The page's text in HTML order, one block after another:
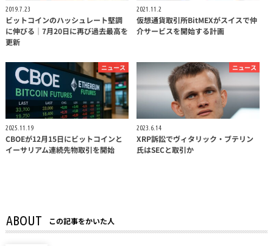
2019.7.23
ビットコインのハッシュレート堅調
に伸びる｜7月20日に再び過去最高を
更新
2021.11.2
仮想通貨取引所BitMEXがスイスで仲
介サービスを開始する計画
ニュース
2025.11.19
CBOEが12月15日にビットコインと
イーサリアム連続先物取引を開始
ニュース
2023.6.14
XRP訴訟でヴィタリック・ブテリン
氏はSECと取引か
ABOUT この記事をかいた人